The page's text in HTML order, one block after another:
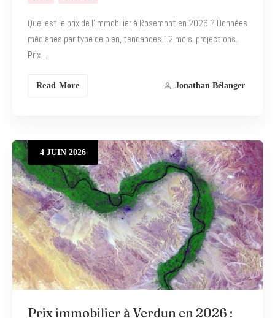
Quel est le prix de l’immobilier à Rosemont en 2026 ? Données
médianes par type de bien, tendances 12 mois, projections.
Prix…
Read More Jonathan Bélanger
4 JUIN 2026
Prix immobilier à Verdun en 2026 :